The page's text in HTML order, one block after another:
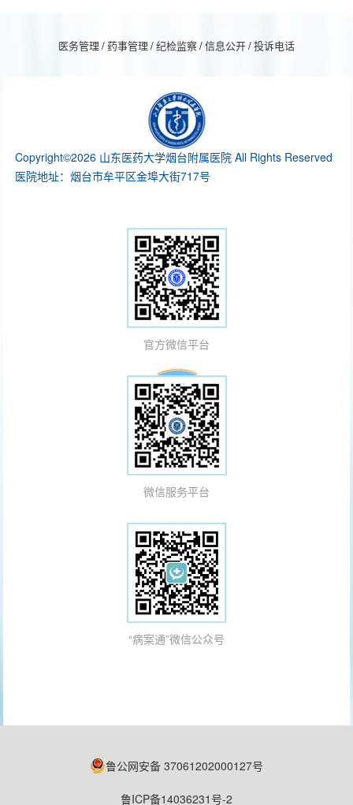
医务管理 /药事管理 /纪检监察/信息公开/投诉电话
Copyright©2026 山东医药大学烟台附属医院 All Rights Reserved
医院地址：烟台市牟平区金埠大街717号
官方微信平台
微信服务平台
“病案通”微信公众号
鲁公网安备 37061202000127号
鲁ICP备14036231号-2